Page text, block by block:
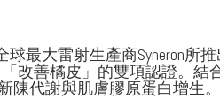
最大雷射生產商Syneron所
「改善橘皮」的雙項認證。結
代謝與肌膚膠原蛋白增生。